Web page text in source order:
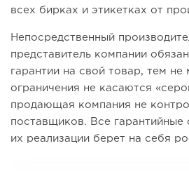
всех бирках и этикетках от
Непосредственный
представитель компании
гарантии на свой товар, тем не
ограничения не касаются
продающая компания не
поставщиков. Все гарантийные
их реализации берет на себя